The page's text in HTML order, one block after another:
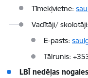
Tīmekļvietne:
Vadītāji/
E-pasts:
Tālrunis:
LBĪ nedēļas